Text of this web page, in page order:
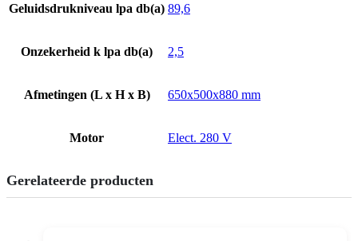
Geluidsdrukniveau lpa db(a) 89,6
Onzekerheid k lpa db(a) 2,5
Afmetingen (L x H x B) 650x500x880 mm
Motor Elect. 280 V
Gerelateerde producten